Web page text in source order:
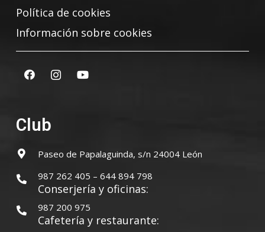
Política de cookies
Información sobre cookies
Club
Paseo de Papalaguinda, s/n 24004 León
987 262 405 – 644 894 798
Conserjería y oficinas:
987 200 975
Cafetería y restaurante: